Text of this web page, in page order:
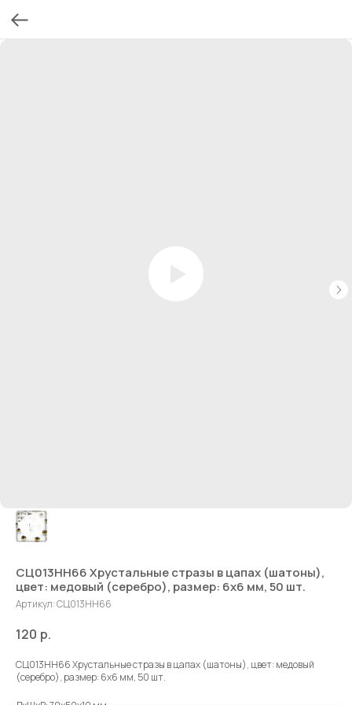
СЦ013НН66 Хрустальные стразы в цапах (шатоны),
цвет: медовый (серебро), размер: 6х6 мм, 50 шт.
Артикул:СЦ013НН66
120 р.
СЦ013НН66 Хрустальные стразы в цапах (шатоны), цвет: медовый
(серебро), размер: 6х6 мм, 50 шт.